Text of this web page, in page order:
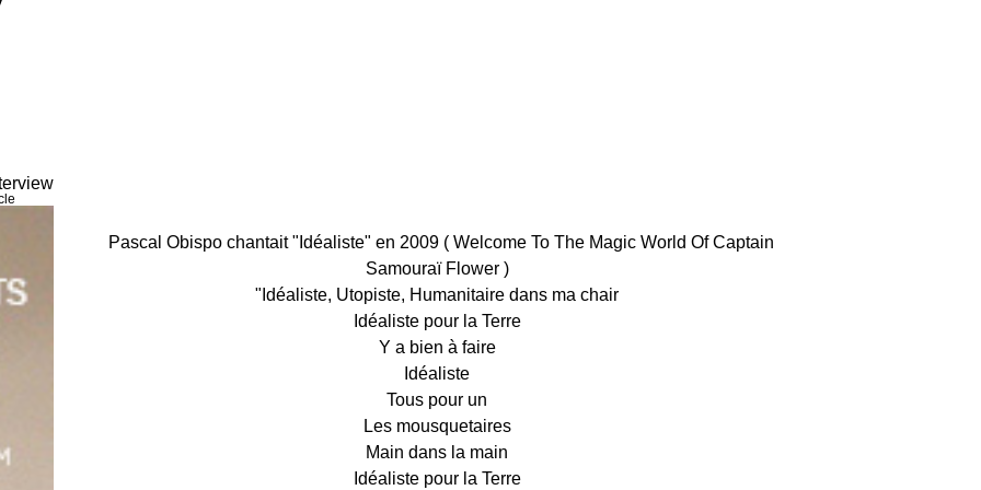
Pascal Obispo chantait "Idéaliste" en 2009 ( Welcome To The Magic World Of Captain
Samouraï Flower)
"Idéaliste, Utopiste, Humanitaire dans ma chair
Idéaliste pour la Terre
Y a bien à faire
Idéaliste
Tous pour un
Les mousquetaires
Main dans la main
Idéaliste pour la Terre